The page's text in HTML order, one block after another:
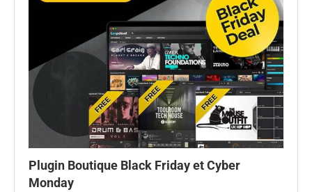
Plugin Boutique Black Friday et Cyber
Monday